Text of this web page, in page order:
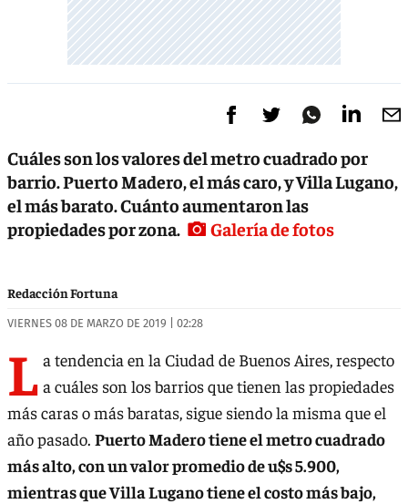
Cuáles son los valores del metro cuadrado por
barrio. Puerto Madero, el más caro, y Villa Lugano,
el más barato. Cuánto aumentaron las
propiedades por zona.
Galería de fotos
Redacción Fortuna
VIERNES 08 DE MARZO DE 2019 | 02:28
L a tendencia en la Ciudad de Buenos Aires, respecto
a cuáles son los barrios que tienen las propiedades
más caras o más baratas, sigue siendo la misma que el
año pasado. Puerto Madero tiene el metro cuadrado
más alto, con un valor promedio de u$s 5.900,
mientras que Villa Lugano tiene el costo más bajo,